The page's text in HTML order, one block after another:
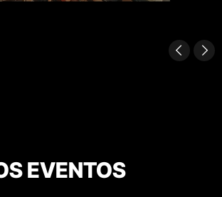
EVENTOS